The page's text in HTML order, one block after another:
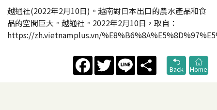
越通社(2022年2月10日)。越南對日本出口的農水產品和食
品的空間巨大。越通社。2022年2月10日，取自：
https://zh.vietnamplus.vn/
FacebookTwitter Line
Share
Back
Home